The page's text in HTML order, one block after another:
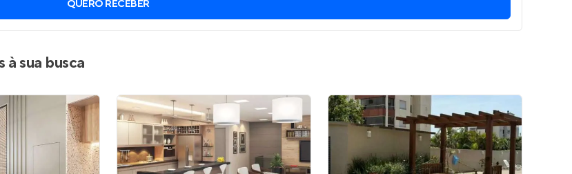
Entrar no Painel de Clientes
QUERO RECEBER
à sua busca